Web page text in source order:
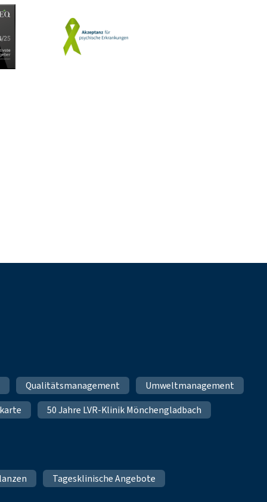
Qualitätsmanagement
Umweltmanagement
50 Jahre LVR-Klinik Mönchengladbach
Tagesklinische Angebote